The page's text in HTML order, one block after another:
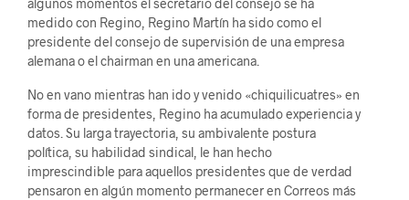
algunos momentos el secretario del consejo se ha
medido con Regino, Regino Martín ha sido como el
presidente del consejo de supervisión de una empresa
alemana o el chairman en una americana.
No en vano mientras han ido y venido «chiquilicuatres» en
forma de presidentes, Regino ha acumulado experiencia y
datos. Su larga trayectoria, su ambivalente postura
política, su habilidad sindical, le han hecho
imprescindible para aquellos presidentes que de verdad
pensaron en algún momento permanecer en Correos más